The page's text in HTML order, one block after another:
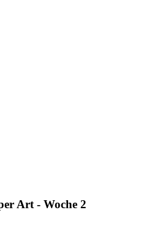
Art - Woche 2